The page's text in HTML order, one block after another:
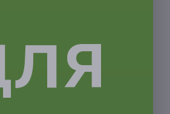
2700 руб.)
которые можно приобрести при
— 100 руб.;
— 150 руб.;
— 250 руб.;
250 руб.;
— 250 руб.